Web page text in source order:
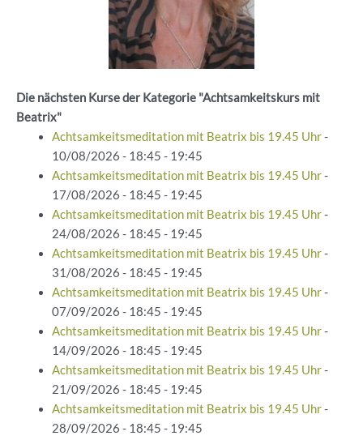
Die nächsten Kurse der Kategorie "Achtsamkeitskurs mit
Beatrix"
Achtsamkeitsmeditation mit Beatrix bis 19.45 Uhr-
10/08/2026 - 18:45 - 19:45
Achtsamkeitsmeditation mit Beatrix bis 19.45 Uhr-
17/08/2026 - 18:45 - 19:45
Achtsamkeitsmeditation mit Beatrix bis 19.45 Uhr-
24/08/2026 - 18:45 - 19:45
Achtsamkeitsmeditation mit Beatrix bis 19.45 Uhr-
31/08/2026 - 18:45 - 19:45
Achtsamkeitsmeditation mit Beatrix bis 19.45 Uhr-
07/09/2026 - 18:45 - 19:45
Achtsamkeitsmeditation mit Beatrix bis 19.45 Uhr-
14/09/2026 - 18:45 - 19:45
Achtsamkeitsmeditation mit Beatrix bis 19.45 Uhr-
21/09/2026 - 18:45 - 19:45
Achtsamkeitsmeditation mit Beatrix bis 19.45 Uhr-
28/09/2026 - 18:45 - 19:45